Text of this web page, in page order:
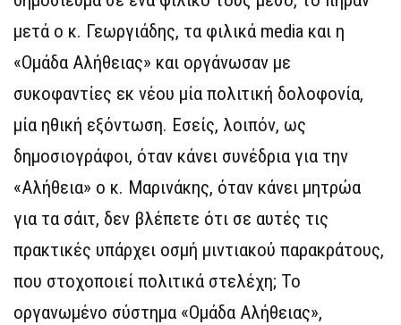
μετά ο κ. Γεωργιάδης, τα φιλικά media και η
«Ομάδα Αλήθειας» και οργάνωσαν με
συκοφαντίες εκ νέου μία πολιτική δολοφονία,
μία ηθική εξόντωση. Εσείς, λοιπόν, ως
δημοσιογράφοι, όταν κάνει συνέδρια για την
«Αλήθεια» ο κ. Μαρινάκης, όταν κάνει μητρώα
για τα σάιτ, δεν βλέπετε ότι σε αυτές τις
πρακτικές υπάρχει οσμή μιντιακού παρακράτους,
που στοχοποιεί πολιτικά στελέχη; Το
οργανωμένο σύστημα «Ομάδα Αλήθειας»,